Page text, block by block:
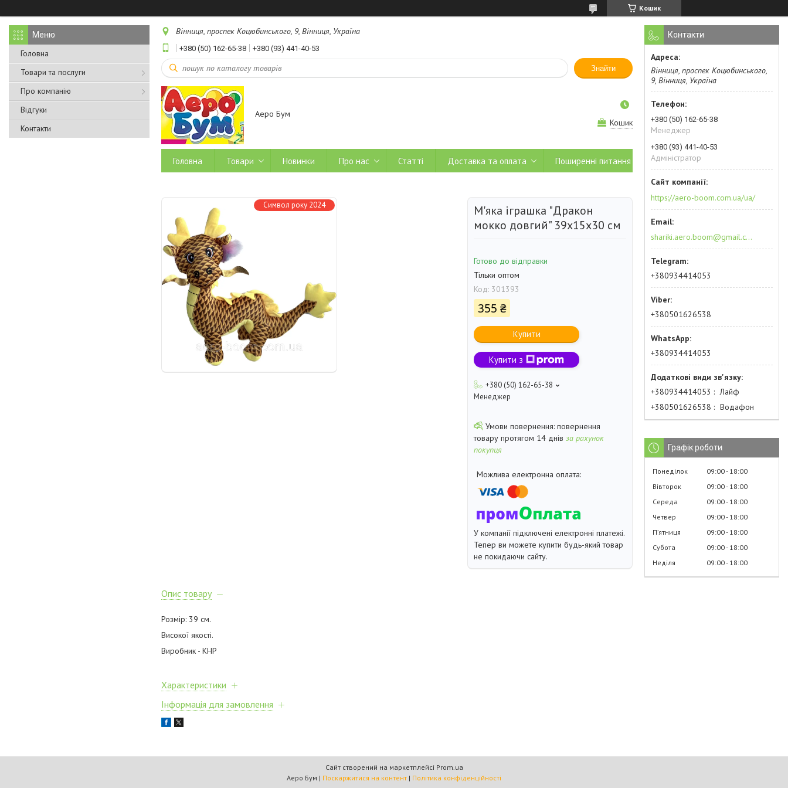
Кошик
Головна
Товари та послуги
Про компанію
Відгуки
Контакти
Вінниця, проспек Коцюбинського, 9, Вінниця, Україна
+380 (50) 162-65-38 +380 (93) 441-40-53
Знайти
Аеро Бум
Кошик
Головна Товари Новинки Про нас Статті Доставка та оплата Поширенні питання
Символ року 2024
М'яка іграшка "Дракон
мокко довгий" 39х15х30 см
Готово до відправки
Тільки оптом
Код: 301393
355 ₴
Купити
Купити з
+380 (50) 162-65-38
Менеджер
повернення
товару протягом 14 днів за рахунок
покупця
У компанії підключені електронні платежі.
Тепер ви можете купити будь-який товар
не покидаючи сайту.
Опис товару
Розмір: 39 см.
Високої якості.
Виробник - КНР
Характеристики
Інформація для замовлення
Контакти
Вінниця, проспек Коцюбинського,
9, Вінниця, Україна
+380 (50) 162-65-38
Менеджер
+380 (93) 441-40-53
Адміністратор
https://aero-boom.com.ua/ua/
shariki.aero.boom@gmail.com
+380934414053
+380501626538
+380934414053
+380934414053
Лайф
+380501626538
Водафон
Графік роботи
Понеділок 09:00 18:00
Вівторок
09:00 18:00
Середа
09:00 18:00
Четвер
09:00 18:00
Пʼятниця
09:00 18:00
Субота
09:00 18:00
Неділя
09:00 18:00
Сайт створений на маркетплейсі Prom.ua
Аеро Бум | Поскаржитися на контент | Політика конфіденційності